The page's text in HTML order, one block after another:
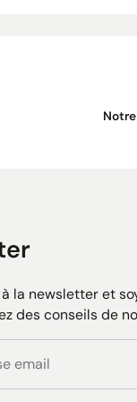
la newsletter et
des conseils de